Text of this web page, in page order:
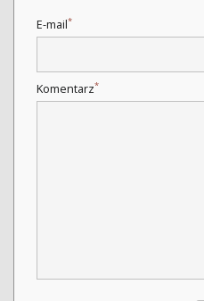
E-mail*
Komentarz*